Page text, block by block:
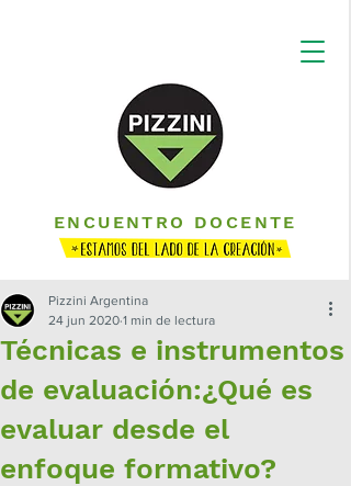
ENCUENTRO DOCENTE
Técnicas e instrumentos
de evaluación:¿Qué es
evaluar desde el
enfoque formativo?
Pizzini Argentina
24 jun 2020 1 min de lectura